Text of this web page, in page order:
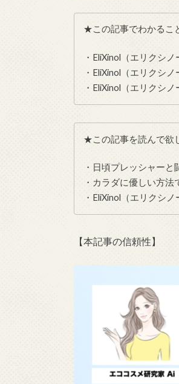
★この記事でわかるこ
・EliXinol（エリクシ
・EliXinol（エリクシ
・EliXinol（エリクシ
★この記事を読んで欲
・日頃プレッシャーと
・カラダに優しい方
・EliXinol（エリクシ
【本記事の信頼性】